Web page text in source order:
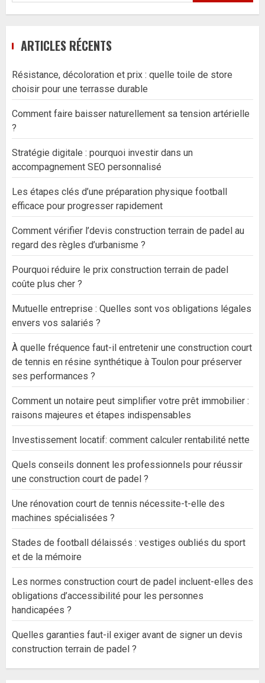
ARTICLES RÉCENTS
Résistance, décoloration et prix : quelle toile de store
choisir pour une terrasse durable
Comment faire baisser naturellement sa tension artérielle
?
Stratégie digitale : pourquoi investir dans un
accompagnement SEO personnalisé
Les étapes clés d’une préparation physique football
efficace pour progresser rapidement
Comment vérifier l’devis construction terrain de padel au
regard des règles d’urbanisme ?
Pourquoi réduire le prix construction terrain de padel
coûte plus cher ?
Mutuelle entreprise : Quelles sont vos obligations légales
envers vos salariés ?
À quelle fréquence faut-il entretenir une construction court
de tennis en résine synthétique à Toulon pour préserver
ses performances ?
Comment un notaire peut simplifier votre prêt immobilier :
raisons majeures et étapes indispensables
Investissement locatif: comment calculer rentabilité nette
Quels conseils donnent les professionnels pour réussir
une construction court de padel ?
Une rénovation court de tennis nécessite-t-elle des
machines spécialisées ?
Stades de football délaissés : vestiges oubliés du sport
et de la mémoire
Les normes construction court de padel incluent-elles des
obligations d’accessibilité pour les personnes
handicapées ?
Quelles garanties faut-il exiger avant de signer un devis
construction terrain de padel ?